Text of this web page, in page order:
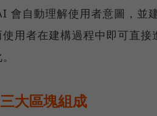
會自動理解使用者意圖，並
用者在建構過程中即可直
大區塊組成